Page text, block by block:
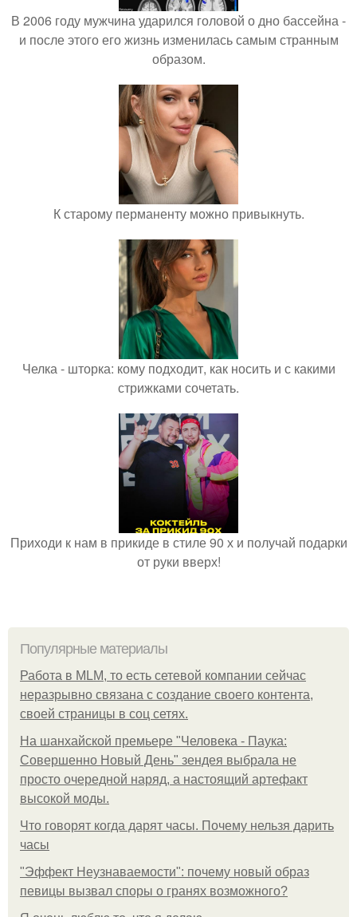
В 2006 году мужчина ударился головой о дно бассейна -
и после этого его жизнь изменилась самым странным
образом.
К старому перманенту можно привыкнуть.
Челка - шторка: кому подходит, как носить и с какими
стрижками сочетать.
Приходи к нам в прикиде в стиле 90 х и получай подарки
от руки вверх!
Популярные материалы
Работа в MLM, то есть сетевой компании сейчас
неразрывно связана с создание своего контента,
своей страницы в соц сетях.
На шанхайской премьере "Человека - Паука:
Совершенно Новый День" зендея выбрала не
просто очередной наряд, а настоящий артефакт
высокой моды.
Что говорят когда дарят часы. Почему нельзя дарить
часы
"Эффект Неузнаваемости": почему новый образ
певицы вызвал споры о гранях возможного?